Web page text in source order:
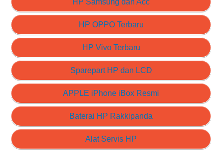
HP Samsung dan Acc
HP OPPO Terbaru
HP Vivo Terbaru
Sparepart HP dan LCD
APPLE iPhone iBox Resmi
Baterai HP Rakkipanda
Alat Servis HP